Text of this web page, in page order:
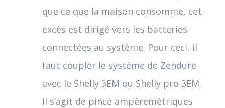
que ce que la maison consomme, cet
excès est dirigé vers les batteries
connectées au système. Pour ceci, il
faut coupler le système de Zendure
avec le Shelly 3EM ou Shelly pro 3EM.
Il s’agit de pince ampèremétriques